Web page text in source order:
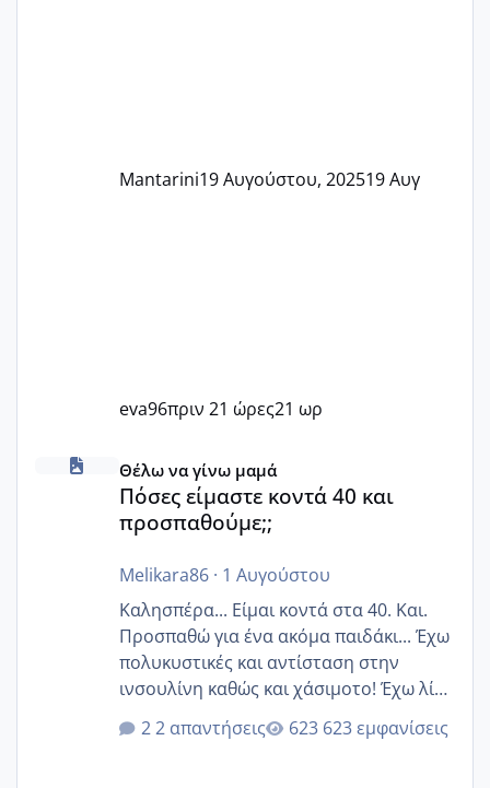
Mantarini19 Αυγούστου, 202519 Αυγ
eva96πριν 21 ώρες21 ωρ
Πόσες είμαστε κοντά 40 και προσπαθούμε;;
Θέλω να γίνω μαμά
Πόσες είμαστε κοντά 40 και
προσπαθούμε;;
Melikara86· 1 Αυγούστου
Καλησπέρα... Είμαι κοντά στα 40. Και.
Προσπαθώ για ένα ακόμα παιδάκι... Έχω
πολυκυστικές και αντίσταση στην
ινσουλίνη καθώς και χάσιμοτο! Έχω λίγα
κιλά παραπάνω και όσο κ αν προσπαθώ
δεν χάνω εύκολα! Προσπαθώ για ακόμη
2 απαντήσεις 623 εμφανίσεις